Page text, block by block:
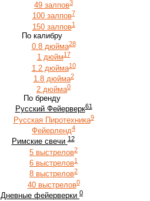
49 залпов3
100 залпов7
150 залпов1
По калибру
0.8 дюйма28
1 дюйм17
1.2 дюйма10
1.8 дюйма2
2 дюйма0
По бренду
Русский Фейерверк61
Русская Пиротехника9
Фейерленд4
Римские свечи 12
5 выстрелов2
6 выстрелов1
8 выстрелов2
40 выстрелов0
Дневные фейерверки 0